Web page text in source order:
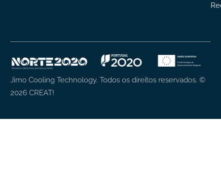
Jimo Cooling Technology. Todos os direitos reservados. ©
2026 CREAT!